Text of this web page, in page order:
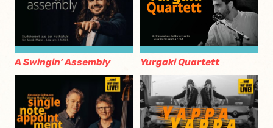
A Swingin’ Assembly Yurgaki Quartett